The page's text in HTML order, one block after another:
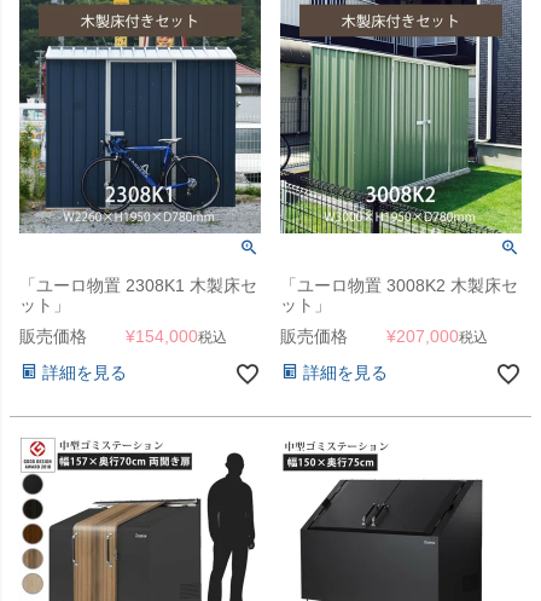
「ユーロ物置 2308K1 木製床セ
ット」
販売価格
¥154,000税込
詳細を見る
「ユーロ物置 3008K2 木製床セ
ット」
販売価格
¥207,000税込
詳細を見る